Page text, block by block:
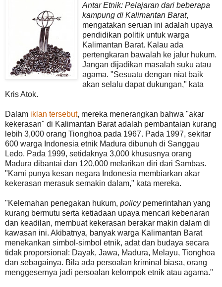
Antar Etnik: Pelajaran dari beberapa
kampung di Kalimantan Barat,
mengatakan seruan ini adalah upaya
pendidikan politik untuk warga
Kalimantan Barat. Kalau ada
pertengkaran bawalah ke jalur hukum.
Jangan dijadikan masalah suku atau
agama. "Sesuatu dengan niat baik
akan selalu dapat dukungan," kata
Kris Atok.
Dalam iklan tersebut, mereka menerangkan bahwa "akar
kekerasan" di Kalimantan Barat adalah pembantaian kurang
lebih 3,000 orang Tionghoa pada 1967. Pada 1997, sekitar
600 warga Indonesia etnik Madura dibunuh di Sanggau
Ledo. Pada 1999, setidaknya 3,000 khususnya orang
Madura dibantai dan 120,000 melarikan diri dari Sambas.
"Kami punya kesan negara Indonesia membiarkan akar
kekerasan merasuk semakin dalam," kata mereka.
"Kelemahan penegakan hukum, policypemerintahan yang
kurang bermutu serta ketiadaan upaya mencari kebenaran
dan keadilan, membuat kekerasan berakar makin dalam di
kawasan ini. Akibatnya, banyak warga Kalimantan Barat
menekankan simbol-simbol etnik, adat dan budaya secara
tidak proporsional: Dayak, Jawa, Madura, Melayu, Tionghoa
dan sebagainya. Bila ada persoalan kriminal biasa, orang
menggesernya jadi persoalan kelompok etnik atau agama."